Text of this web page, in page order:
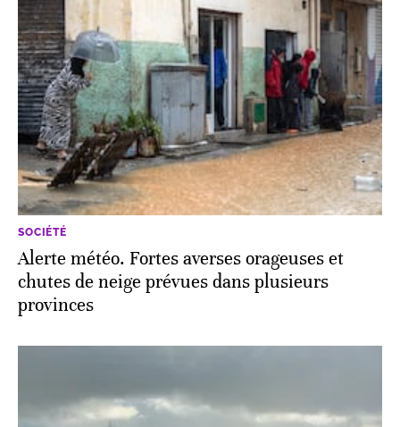
SOCIÉTÉ
Alerte météo. Fortes averses orageuses et
chutes de neige prévues dans plusieurs
provinces